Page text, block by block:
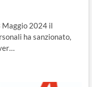
2024 il
ha sanzionato,